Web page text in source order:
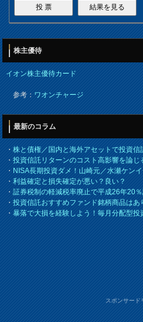
株主優待
イオン株主優待カード
参考：ワオンチャージ
最新のコラム
・株と債権／国内と海外アセットで投資信
・投資信託リターンのコスト高影響を論じ
・NISA長期投資ダメ！山崎元／水瀬ケン
・利益確定と損失確定が悪い？良い？
・証券税制の軽減税率廃止で平成26年20
・投資信託おすすめファンド銘柄商品はあ
・暴落で大損を経験しよう！毎月分配型
スポンサード